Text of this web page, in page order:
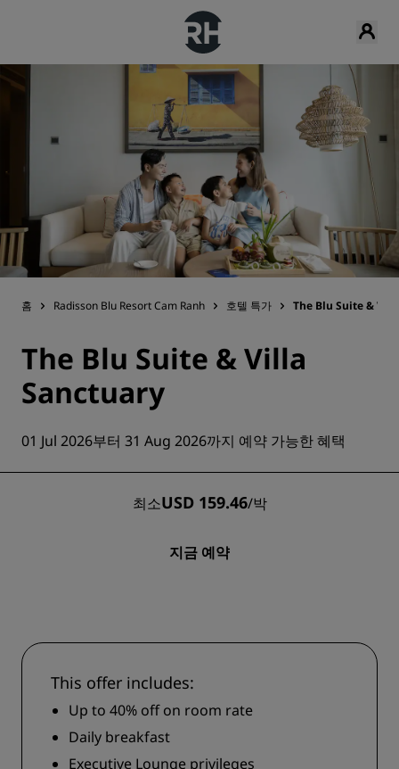
홈 Radisson Blu Resort Cam Ranh 호텔 특가 The Blu Suite &
The Blu Suite & Villa
Sanctuary
01 Jul 2026부터 31 Aug 2026까지 예약 가능한 혜택
최소USD 159.46/박
지금 예약
This offer includes:
Up to 40% off on room rate
Daily breakfast
Executive Lounge privileges